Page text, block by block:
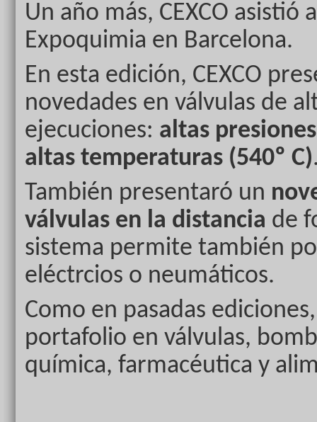
Un año más, CEXCO asistió
Expoquimia en Barcelona.
En esta edición, CEXCO
novedades en válvulas de
ejecuciones: altas
altas temperaturas (540º C)
También presentaró un
válvulas en la distancia de
sistema permite también
eléctrcios o neumáticos.
Como en pasadas
portafolio en válvulas,
química, farmacéutica y